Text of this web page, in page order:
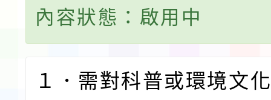
內容狀態：啟用中
１．需對科普或環境文